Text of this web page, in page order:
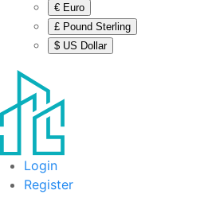
€ Euro
£ Pound Sterling
$ US Dollar
Login
Register